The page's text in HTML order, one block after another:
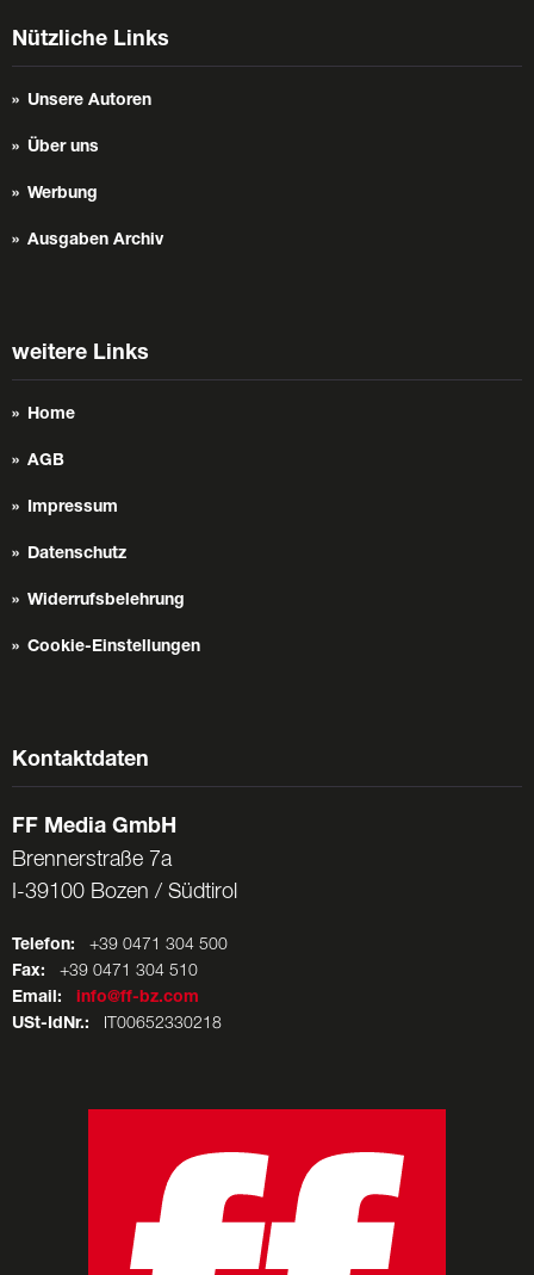
Nützliche Links
Unsere Autoren
Über uns
Werbung
Ausgaben Archiv
weitere Links
Home
AGB
Impressum
Datenschutz
Widerrufsbelehrung
Cookie-Einstellungen
Kontaktdaten
FF Media GmbH
Brennerstraße 7a
I-39100 Bozen / Südtirol
Telefon: +39 0471 304 500
Fax: +39 0471 304 510
Email:
info@ff-bz.com
USt-IdNr.: IT00652330218